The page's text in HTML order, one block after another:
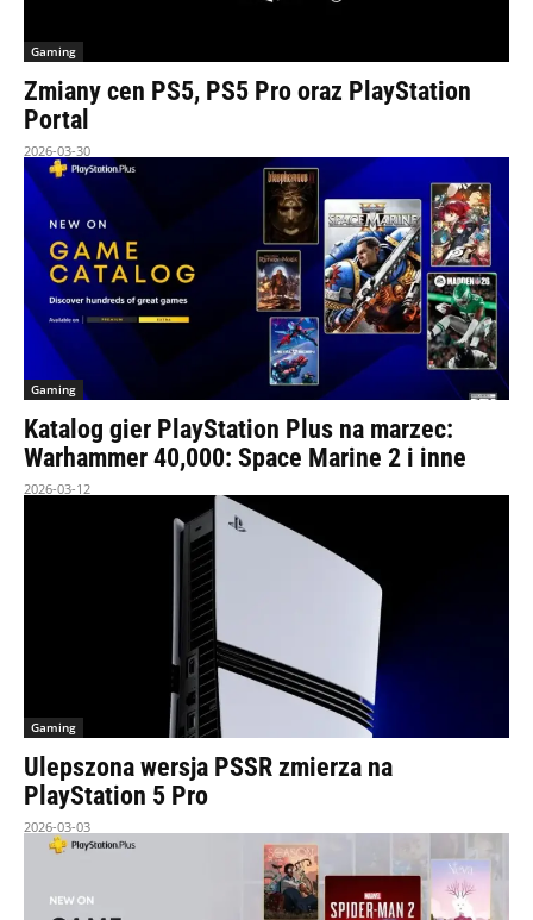
Gaming
Zmiany cen PS5, PS5 Pro oraz PlayStation
Portal
2026-03-30
Gaming
Katalog gier PlayStation Plus na marzec:
Warhammer 40,000: Space Marine 2 i inne
2026-03-12
Gaming
Ulepszona wersja PSSR zmierza na
PlayStation 5 Pro
2026-03-03